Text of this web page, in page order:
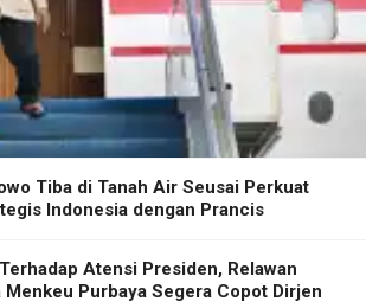
Tiba di Tanah Air Seusai Perkuat
Indonesia dengan Prancis
Atensi Presiden, Relawan
Menkeu Purbaya Segera Copot Dirjen